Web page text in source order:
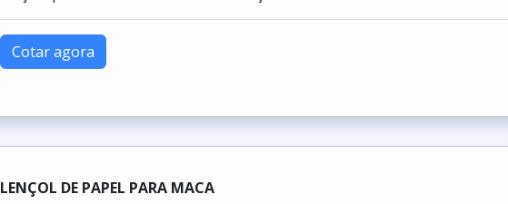
Cotar agora
LENÇOL DE PAPEL PARA MACA